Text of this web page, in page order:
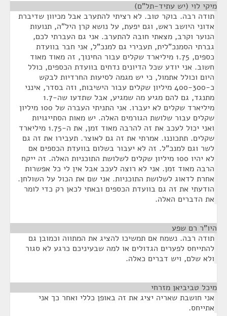
מיקי לוי (יש עתיד-תל"ם)
תודה רבה. בוקר טוב. לא רציתי להתערב אבל מכיוון שדיברת
אדוני היושב ראש, וגם יפעת, על נושא קרן היל"ה, תנועות
הנוער וקרב, מצאתי חובה להתערב. אני גם העברתי לכם,
גברתי הסמנכ"לית, תעבירי גם למנכ"ל, אני חבר בוועדת
כספים, 1.75 מיליארד שקלים עבור החינוך, זה מאוד מאוד
חשוב. אני יודע שכל הדיונים נדחים בוועדת הכספים, כולל
היום וכולל אתמול, כי יש מגמה לסיעות החרדיות לבקש
כ-400-300 מיליון שקלים עבור הישיבות, וזה בסדר, אינני
מתנגד, גם להם מגיע מה שמגיע, אבל שתדעו שה-1.7
מיליארד שקלים לא יעברו. אני התניתי העברה של 100 מיליון
שקלים עבור שלושת הגורמים האלה. יש מאות הסתייגויות
ואני יכול לעכב את זה להרבה מאוד זמן, את ה-1.75 מיליארד
שקלים. תתכוננו. אמרתי את זה גם לאוצר. תעבירו את זה גם
לשר וגם למנכ"ל. זה לא יעבור בשלום בוועדת הכספים אם
לא יהיו 100 מיליון שקלים לשלושת התוכניות האלה. זה ייקח
הרבה מאוד זמן. אני לא רוצה לעכב אבל אין לי כל אפשרות
אחרת לדאוג לשלושת התוכניות. אני שם את הכול על השולחן.
הודעתי את זה גם בוועדת הכספים ובאתי לכאן רק כדי לומר
את הדברים האלה.
היו"ר רם שפע
תודה רבה. נשמח אם תמשיכו להציג את המתווה וכמובן גם
להתייחס לפערים הגדולים או למה שבעיניכם כרגע לא סגור
ולא שלם, ויש דברים כאלה.
מיכל טביביאן מזרחי
אני חושבת שאריה יציג את זה באופן כללי ואחר כך אני
אתייחס.